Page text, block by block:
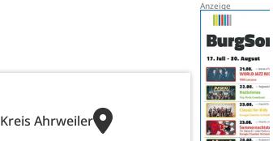
Kreis Ahrweiler